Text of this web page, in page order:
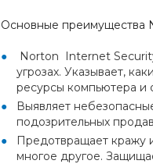
Основные преимущества
Norton Internet
угрозах. Указывает,
ресурсы компьютера и
Выявляет
подозрительных
Предотвращает кражу
многое другое.